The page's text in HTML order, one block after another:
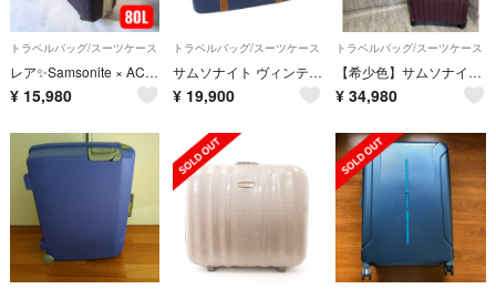
トラベルバッグ/スーツケース
レア✨Samsonite × ACE 4輪 ハードキャリーケース 約80L 旅行
¥ 15,980
トラベルバッグ/スーツケース
サムソナイト ヴィンテージ シルエット ヴァリース スーツケース 紺 茶
¥ 19,900
トラベルバッグ/スーツケース
【希少色】サムソナイト コスモライト 81 大容量 123L 長期・家族旅行用
¥ 34,980